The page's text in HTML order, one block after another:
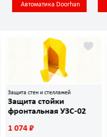
Автоматика Doorhan
Защита стен и стеллажей
Защита стойки угловая
УЗС-03
656 ₽